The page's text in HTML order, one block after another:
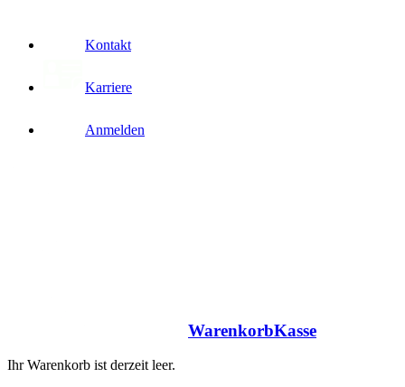
Kontakt
Karriere
Anmelden
WarenkorbKasse
Ihr Warenkorb ist derzeit leer.